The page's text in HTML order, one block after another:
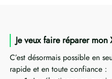
Je veux faire réparer mon
C’est désormais possible en
rapide et en toute confiance :